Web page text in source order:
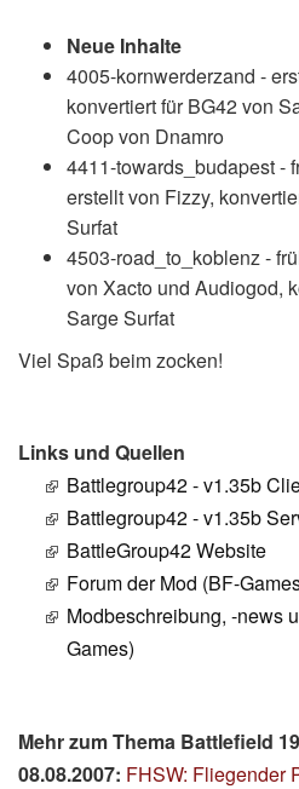
Neue Inhalte
4005-kornwerderzand -
konvertiert für BG42 von
Coop von Dnamro
4411-towards_budapest -
erstellt von Fizzy,
Surfat
4503-road_to_koblenz -
von Xacto und Audiogod,
Sarge Surfat
Viel Spaß beim zocken!
Links und Quellen
Battlegroup42 - v1.35b
Battlegroup42 - v1.35b
BattleGroup42 Website
Forum der Mod (BF-
Modbeschreibung, -news
Games)
Mehr zum Thema Battlefield
08.08.2007: FHSW: Fliegender